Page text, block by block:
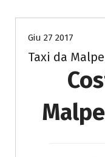
Giu 27 2017
Taxi da